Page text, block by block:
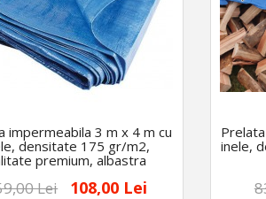
impermeabila 3 m x 4 m cu
densitate 175 gr/m2,
premium, albastra
Lei 108,00 Lei
inele,